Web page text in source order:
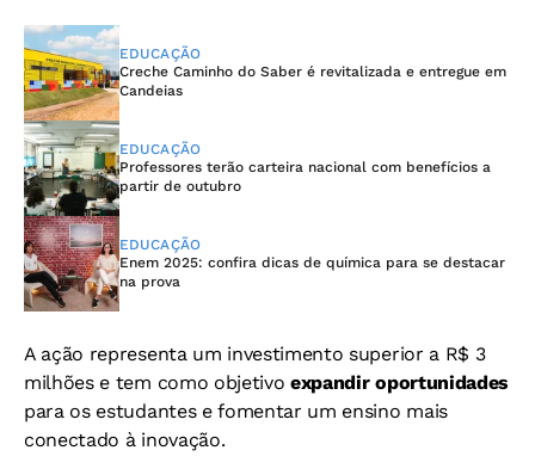
EDUCAÇÃO
Creche Caminho do Saber é revitalizada e entregue em
Candeias
EDUCAÇÃO
Professores terão carteira nacional com benefícios a
partir de outubro
EDUCAÇÃO
Enem 2025: confira dicas de química para se destacar
na prova
A ação representa um investimento superior a R$ 3
milhões e tem como objetivoexpandir oportunidades
para os estudantes e fomentar um ensino mais
conectado à inovação.